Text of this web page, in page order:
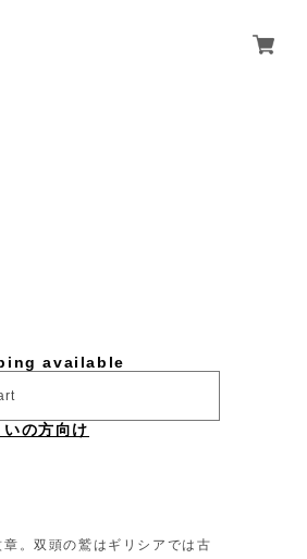
available
の方向け
。双頭の鷲はギリシアでは古